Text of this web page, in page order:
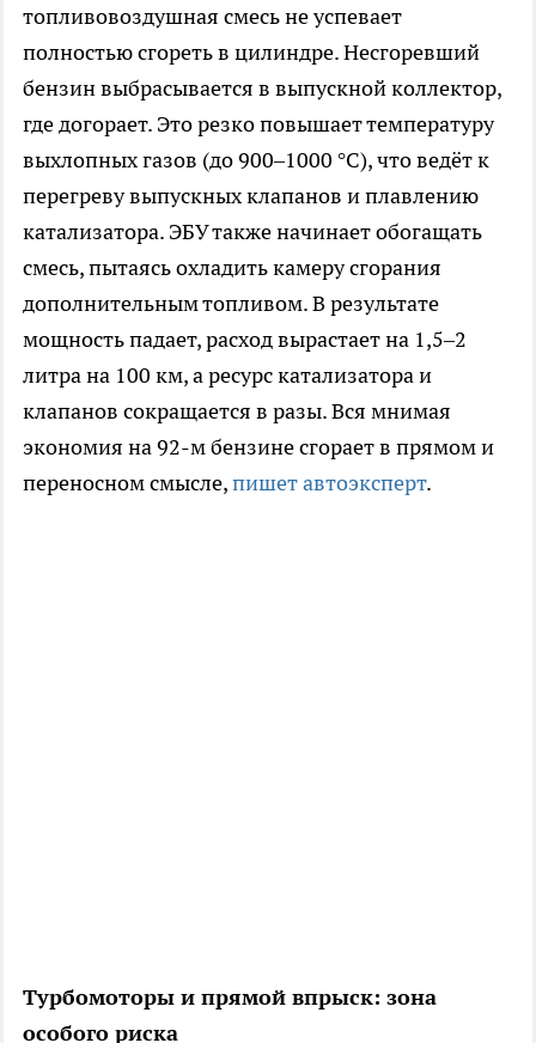
топливовоздушная смесь не успевает
полностью сгореть в цилиндре. Несгоревший
бензин выбрасывается в выпускной коллектор,
где догорает. Это резко повышает температуру
выхлопных газов (до 900–1000 °C), что ведёт к
перегреву выпускных клапанов и плавлению
катализатора. ЭБУ также начинает обогащать
смесь, пытаясь охладить камеру сгорания
дополнительным топливом. В результате
мощность падает, расход вырастает на 1,5–2
литра на 100 км, а ресурс катализатора и
клапанов сокращается в разы. Вся мнимая
экономия на 92-м бензине сгорает в прямом и
переносном смысле,пишет автоэксперт.
Турбомоторы и прямой впрыск: зона
особого риска